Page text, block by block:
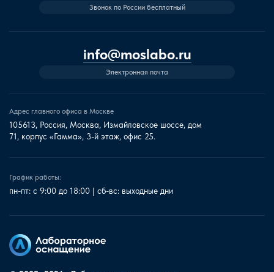
Звонок по России бесплатный
info@moslabo.ru
Электронная почта
Адрес главного офиса в Москве
105613, Россия, Москва, Измайловское шоссе, дом
71, корпус «Гамма», 3-й этаж, офис 25.
График работы:
пн-пт: с 9:00 до 18:00 | сб-вс: выходные дни